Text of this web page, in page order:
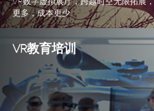
更多，成本更少
VR教育培训